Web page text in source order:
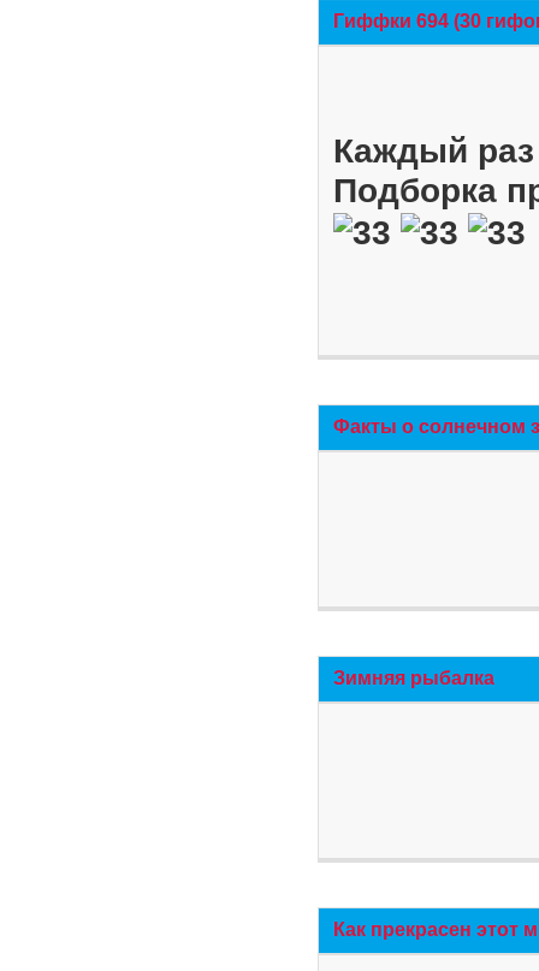
Гиффки 694 (30
Каждый
Подборка
Факты о солнечном
Зимняя рыбалка
Как прекрасен этот